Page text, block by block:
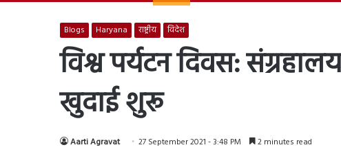
Blogs Haryana राष्ट्रीय विदेश
विश्व पर्यटन दिवस:
खुदाई शुरू
Aarti Agravat 27 September 2021 - 3:48 PM 2 minutes read